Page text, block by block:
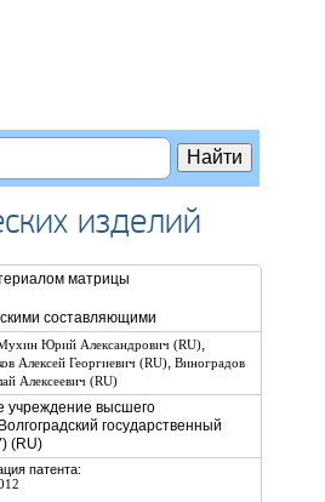
изделий
матрицы
составляющими
Юрий Александрович (RU),
Алексей Георгиевич (RU), Виноградов
Алексеевич (RU)
учреждение высшего
государственный
(RU)
патента: